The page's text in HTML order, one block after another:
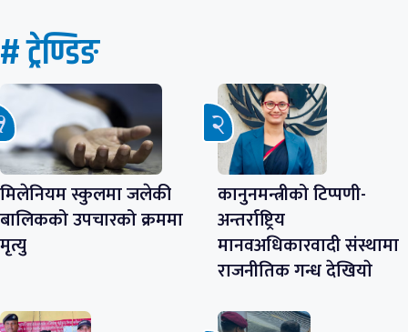
# ट्रेण्डिङ
मिलेनियम स्कुलमा जलेकी
बालिकको उपचारको क्रममा
मृत्यु
कानुनमन्त्रीको टिप्पणी-
अन्तर्राष्ट्रिय
मानवअधिकारवादी संस्थामा
राजनीतिक गन्ध देखियाे